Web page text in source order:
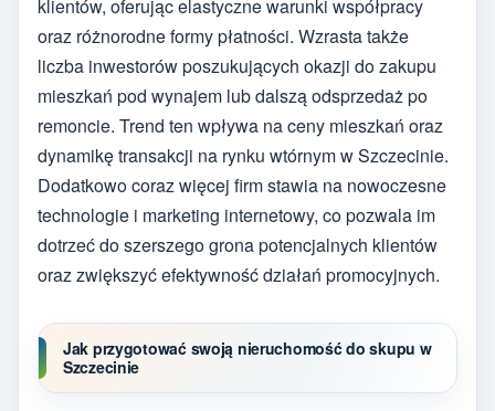
klientów, oferując elastyczne warunki współpracy
oraz różnorodne formy płatności. Wzrasta także
liczba inwestorów poszukujących okazji do zakupu
mieszkań pod wynajem lub dalszą odsprzedaż po
remoncie. Trend ten wpływa na ceny mieszkań oraz
dynamikę transakcji na rynku wtórnym w Szczecinie.
Dodatkowo coraz więcej firm stawia na nowoczesne
technologie i marketing internetowy, co pozwala im
dotrzeć do szerszego grona potencjalnych klientów
oraz zwiększyć efektywność działań promocyjnych.
Jak przygotować swoją nieruchomość do skupu w
Szczecinie